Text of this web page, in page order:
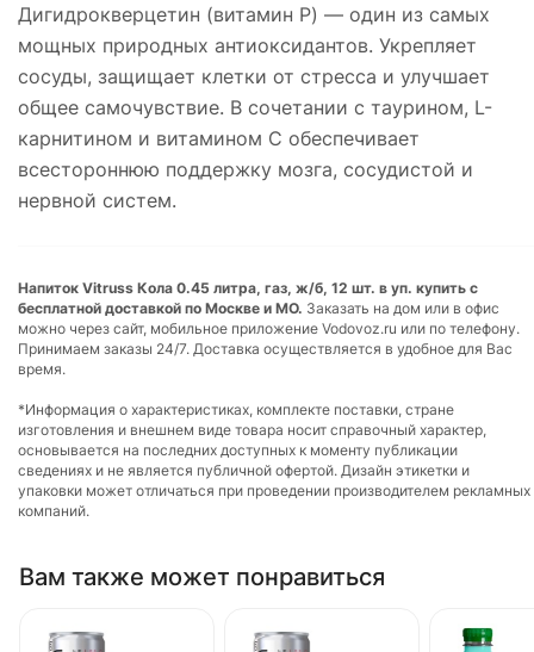
Дигидрокверцетин (витамин P) — один из самых
мощных природных антиоксидантов. Укрепляет
сосуды, защищает клетки от стресса и улучшает
общее самочувствие. В сочетании с таурином, L-
карнитином и витамином С обеспечивает
всестороннюю поддержку мозга, сосудистой и
нервной систем.
Напиток Vitruss Кола 0.45 литра, газ, ж/б, 12 шт. в уп. купить с
бесплатной доставкой по Москве и МО. Заказать на дом или в офис
можно через сайт, мобильное приложение Vodovoz.ru или по телефону.
Принимаем заказы 24/7. Доставка осуществляется в удобное для Вас
время.
*Информация о характеристиках, комплекте поставки, стране
изготовления и внешнем виде товара носит справочный характер,
основывается на последних доступных к моменту публикации
сведениях и не является публичной офертой. Дизайн этикетки и
упаковки может отличаться при проведении производителем рекламных
компаний.
Вам также может понравиться